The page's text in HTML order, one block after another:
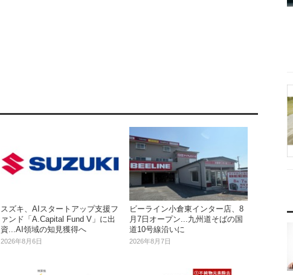
スズキ、AIスタートアップ支援フ
ァンド「A.Capital Fund V」に出
資...AI領域の知見獲得へ
2026年8月6日
ビーライン小倉東インター店、8
月7日オープン...九州道そばの国
道10号線沿いに
2026年8月7日